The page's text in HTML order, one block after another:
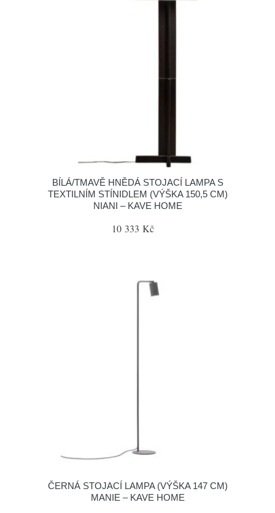
BÍLÁ/TMAVĚ HNĚDÁ STOJACÍ LAMPA S
TEXTILNÍM STÍNIDLEM (VÝŠKA 150,5 CM)
NIANI – KAVE HOME
10 333 Kč
ČERNÁ STOJACÍ LAMPA (VÝŠKA 147 CM)
MANIE – KAVE HOME